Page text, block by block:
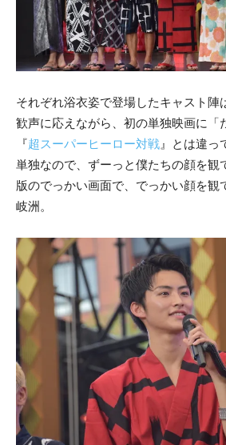
それぞれ浴衣姿で登場したキャスト陣
歓声に応えながら、初の単独映画に「
『超スーパーヒーロー対戦 』とは違っ
単独なので、ずーっと僕たちの顔を観
版のでっかい画面で、でっかい顔を観
岐洲。